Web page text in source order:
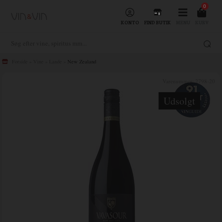
KONTO FIND BUTIK
0
New Zealand
Udsolgt
Varenummer:2798-20